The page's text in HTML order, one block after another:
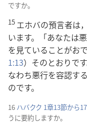
ですか。
15 エホバの預言者は
います。「あなたは
を見ていることがお
1:13）そのとおりで
なわち悪行を容認す
のです。
16 ハバクク 1章13節から
うに要約しますか。